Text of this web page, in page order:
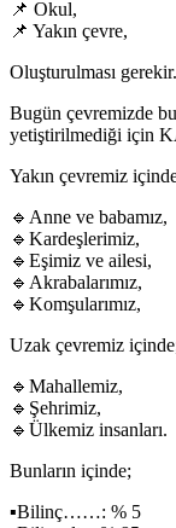
📌 Okul,
📌 Yakın çevre,
Oluşturulması gerekir.
Bugün çevremizde
yetiştirilmediği için
Yakın çevremiz
🔹Anne ve babamız,
🔹Kardeşlerimiz,
🔹Eşimiz ve ailesi,
🔹Akrabalarımız,
🔹Komşularımız,
Uzak çevremiz
🔹Mahallemiz,
🔹Şehrimiz,
🔹Ülkemiz insanları.
Bunların içinde;
▪Bilinç……: % 5